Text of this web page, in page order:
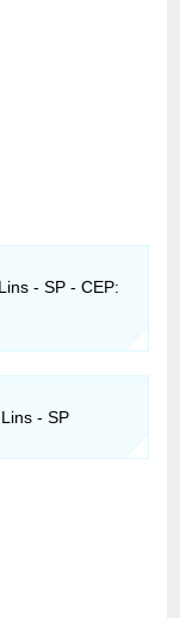
- SP - CEP:
- SP